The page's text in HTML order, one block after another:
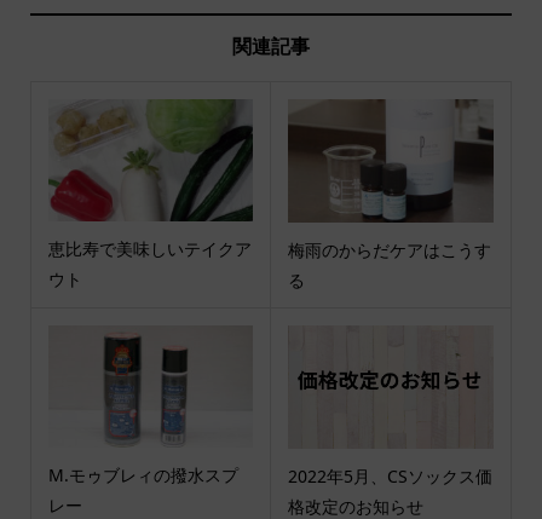
関連記事
恵比寿で美味しいテイクア
ウト
梅雨のからだケアはこうす
る
M.モゥブレィの撥水スプ
レー
2022年5月、CSソックス価
格改定のお知らせ